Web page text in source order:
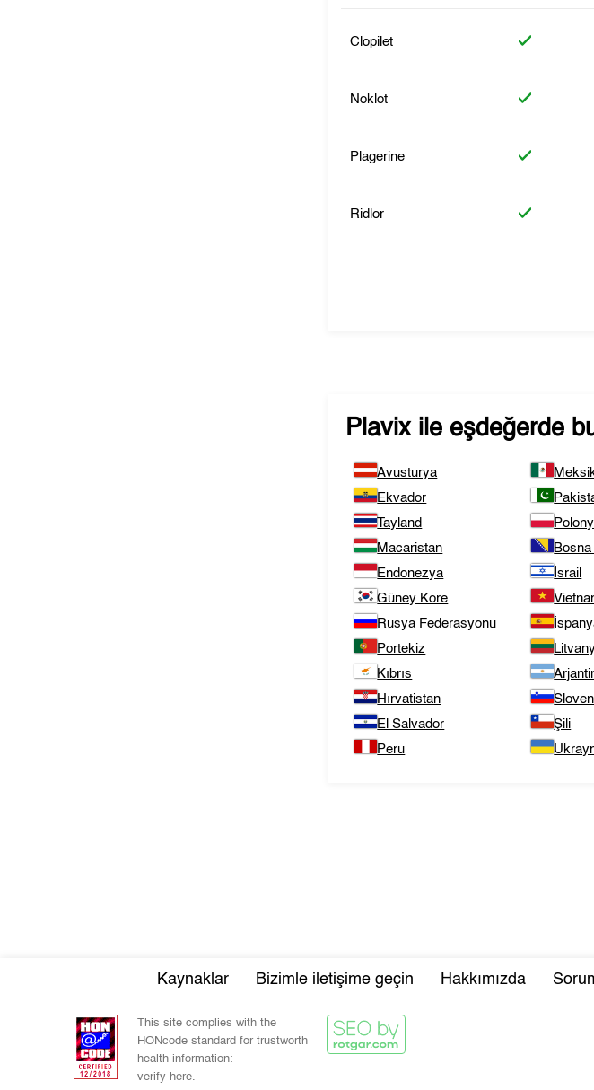
Clopilet
Noklot
Plagerine
Ridlor
Plavixile eşdeğerde
Avusturya
Ekvador
Tayland
Macaristan
Endonezya
İsrail
Güney Kore
Rusya Federasyonu
Portekiz
Kıbrıs
Hırvatistan
El Salvador
Şili
Peru
Kaynaklar Bizimle iletişime geçin Hakkımızda
This site complies with the
HONcode standard for trustworth
health information:
verify here.